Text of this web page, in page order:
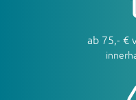
ab 75,- €